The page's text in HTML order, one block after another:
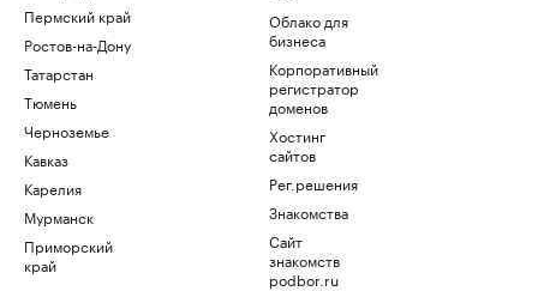
Пермский край
Ростов-на-Дону
Татарстан
Тюмень
Черноземье
Кавказ
Карелия
Мурманск
Приморский
край
Облако для
бизнеса
Корпоративный
регистратор
доменов
Хостинг
сайтов
Рег.решения
Знакомства
Сайт
знакомств
podbor.ru